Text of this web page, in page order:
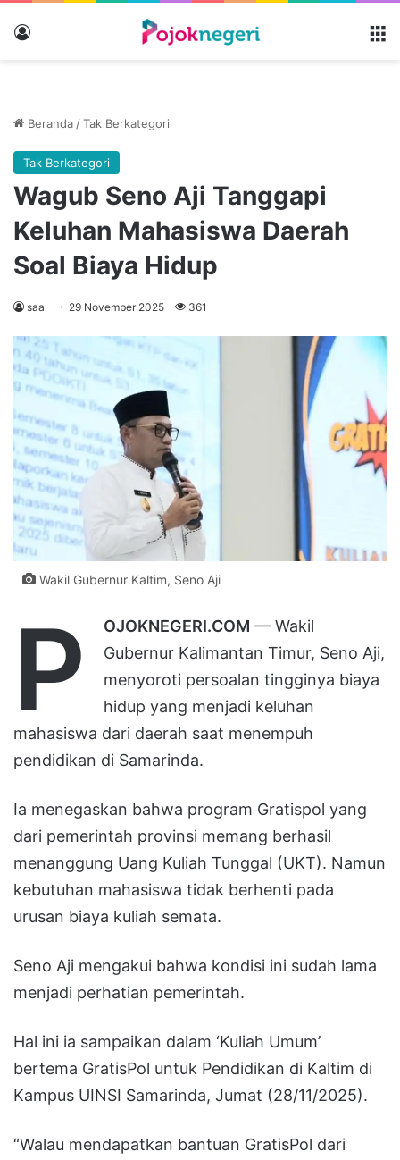
Beranda /Tak Berkategori
Tak Berkategori
Wagub Seno Aji Tanggapi
Keluhan Mahasiswa Daerah
Soal Biaya Hidup
saa 29 November 2025 361
Wakil Gubernur Kaltim, Seno Aji
P OJOKNEGERI.COM — Wakil
Gubernur Kalimantan Timur, Seno Aji,
menyoroti persoalan tingginya biaya
hidup yang menjadi keluhan
mahasiswa dari daerah saat menempuh
pendidikan di Samarinda.
Ia menegaskan bahwa program Gratispol yang
dari pemerintah provinsi memang berhasil
menanggung Uang Kuliah Tunggal (UKT). Namun
kebutuhan mahasiswa tidak berhenti pada
urusan biaya kuliah semata.
Seno Aji mengakui bahwa kondisi ini sudah lama
menjadi perhatian pemerintah.
Hal ini ia sampaikan dalam ‘Kuliah Umum’
bertema GratisPol untuk Pendidikan di Kaltim di
Kampus UINSI Samarinda, Jumat (28/11/2025).
“Walau mendapatkan bantuan GratisPol dari